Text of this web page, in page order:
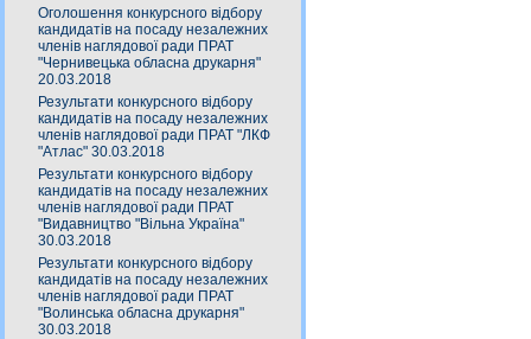
Оголошення конкурсного відбору
кандидатів на посаду незалежних
членів наглядової ради ПРАТ
"Чернивецька обласна друкарня"
20.03.2018
Результати конкурсного відбору
кандидатів на посаду незалежних
членів наглядової ради ПРАТ "ЛКФ
"Атлас" 30.03.2018
Результати конкурсного відбору
кандидатів на посаду незалежних
членів наглядової ради ПРАТ
"Видавництво "Вільна Україна"
30.03.2018
Результати конкурсного відбору
кандидатів на посаду незалежних
членів наглядової ради ПРАТ
"Волинська обласна друкарня"
30.03.2018